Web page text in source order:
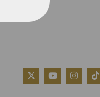
QUIÉNES SOMOS